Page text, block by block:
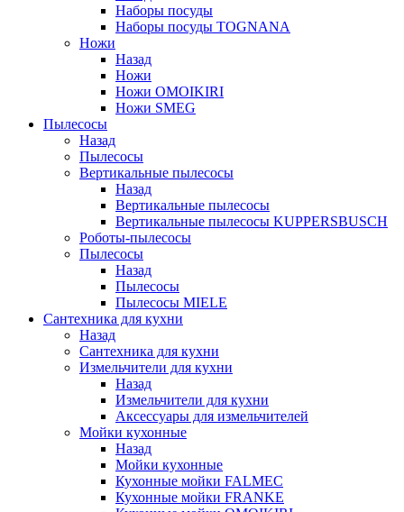
Наборы посуды
Наборы посуды TOGNANA
Ножи
Назад
Ножи
Ножи OMOIKIRI
Ножи SMEG
Пылесосы
Назад
Пылесосы
Вертикальные пылесосы
Назад
Вертикальные пылесосы
Вертикальные пылесосы KUPPERSBUSCH
Роботы-пылесосы
Пылесосы
Назад
Пылесосы
Пылесосы MIELE
Сантехника для кухни
Назад
Сантехника для кухни
Измельчители для кухни
Назад
Измельчители для кухни
Аксессуары для измельчителей
Мойки кухонные
Назад
Мойки кухонные
Кухонные мойки FALMEC
Кухонные мойки FRANKE